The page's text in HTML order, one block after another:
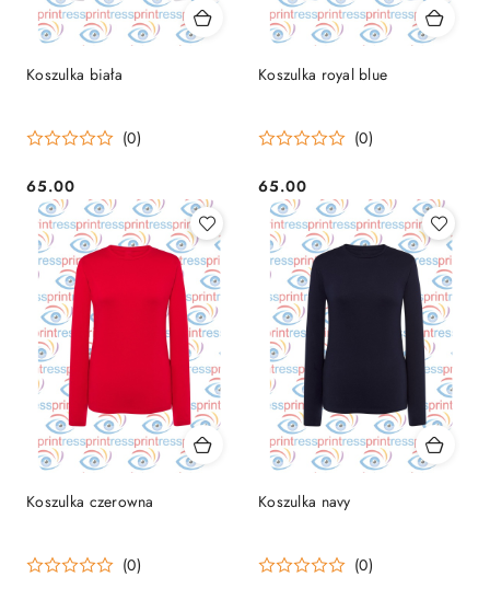
Koszulka biała
(0)
Cena:
65.00
Koszulka royal blue
(0)
Cena:
65.00
Koszulka czerowna
(0)
Koszulka navy
(0)